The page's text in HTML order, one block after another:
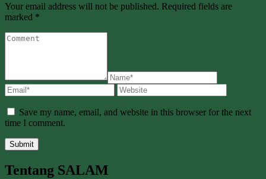
Your email address will not be published. Required fields are
marked *
Save my name, email, and website in this browser for the next
time I comment.
Tentang SALAM